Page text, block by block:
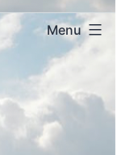
Menu